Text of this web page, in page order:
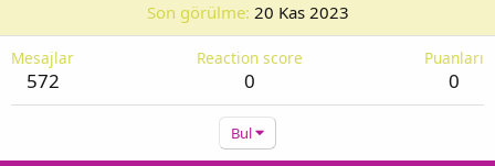
Son görülme 20 Kas 2023
Mesajlar
572
Reaction score
0
Puanları
0
Bul